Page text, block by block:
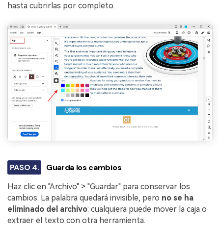
hasta cubrirlas por completo.
PASO 4. Guarda los cambios
Haz clic en "Archivo" > "Guardar" para conservar los
cambios. La palabra quedará invisible, pero no se ha
eliminado del archivo: cualquiera puede mover la caja o
extraer el texto con otra herramienta.